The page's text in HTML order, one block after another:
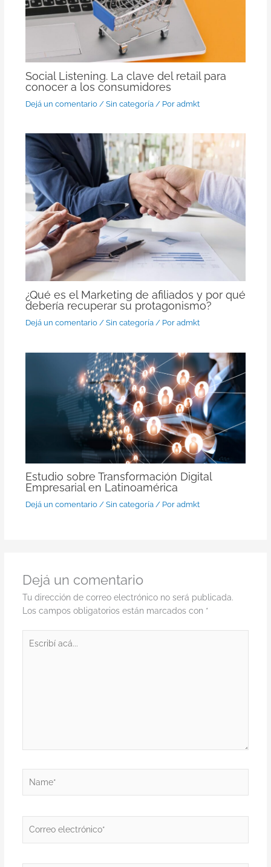
Social Listening. La clave del retail para
conocer a los consumidores
Dejá un comentario / Sin categoría/ Por admkt
¿Qué es el Marketing de afiliados y por qué
debería recuperar su protagonismo?
Dejá un comentario / Sin categoría/ Por admkt
Estudio sobre Transformación Digital
Empresarial en Latinoamérica
Dejá un comentario / Sin categoría/ Por admkt
Dejá un comentario
Tu dirección de correo electrónico no será publicada.
Los campos obligatorios están marcados con *
acá...
electrónico*